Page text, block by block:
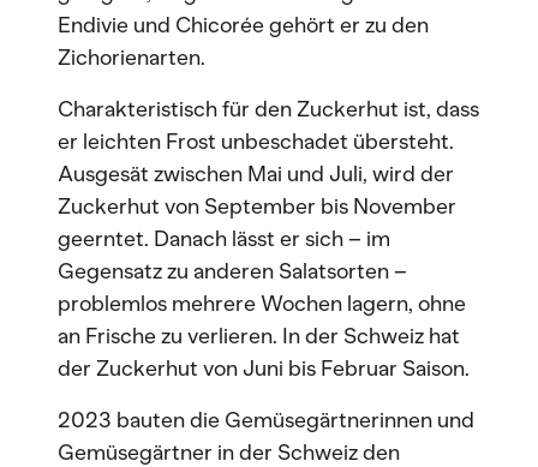
Endivie und Chicorée gehört er zu den
Zichorienarten.
Charakteristisch für den Zuckerhut ist, dass
er leichten Frost unbeschadet übersteht.
Ausgesät zwischen Mai und Juli, wird der
Zuckerhut von September bis November
geerntet. Danach lässt er sich – im
Gegensatz zu anderen Salatsorten –
problemlos mehrere Wochen lagern, ohne
an Frische zu verlieren. In der Schweiz hat
der Zuckerhut von Juni bis Februar Saison.
2023 bauten die Gemüsegärtnerinnen und
Gemüsegärtner in der Schweiz den